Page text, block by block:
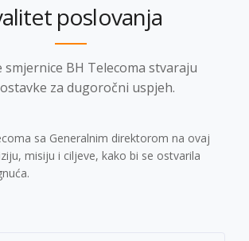
poslovanja
smjernice BH Telecoma stvaraju
za dugoročni uspjeh.
sa Generalnim direktorom na ovaj
misiju i ciljeve, kako bi se ostvarila